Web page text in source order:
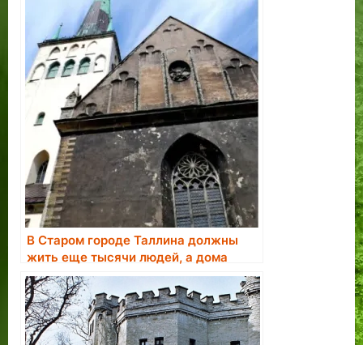
В Старом городе Таллина должны
жить еще тысячи людей, а дома
нужно отобрать у недобросовестных
владельцев